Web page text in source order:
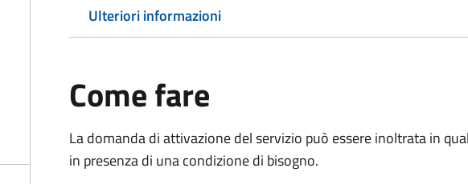
Ulteriori informazioni
Come fare
La domanda di attivazione del servizio può essere inoltrata in
in presenza di una condizione di bisogno.